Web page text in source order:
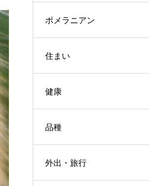
ポメラニアン
住まい
健康
品種
外出・旅行